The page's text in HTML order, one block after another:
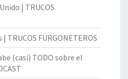
| TRUCOS
TRUCOS FURGONETEROS
(casi) TODO sobre el